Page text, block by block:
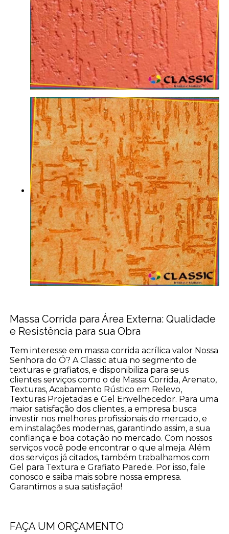
Massa Corrida para Área Externa: Qualidade
e Resistência para sua Obra
Tem interesse em massa corrida acrílica valor Nossa
Senhora do Ó? A Classic atua no segmento de
texturas e grafiatos, e disponibiliza para seus
clientes serviços como o de Massa Corrida, Arenato,
Texturas, Acabamento Rústico em Relevo,
Texturas Projetadas e Gel Envelhecedor. Para uma
maior satisfação dos clientes, a empresa busca
investir nos melhores profissionais do mercado, e
em instalações modernas, garantindo assim, a sua
confiança e boa cotação no mercado. Com nossos
serviços você pode encontrar o que almeja. Além
dos serviços já citados, também trabalhamos com
Gel para Textura e Grafiato Parede. Por isso, fale
conosco e saiba mais sobre nossa empresa.
Garantimos a sua satisfação!
FAÇA UM ORÇAMENTO